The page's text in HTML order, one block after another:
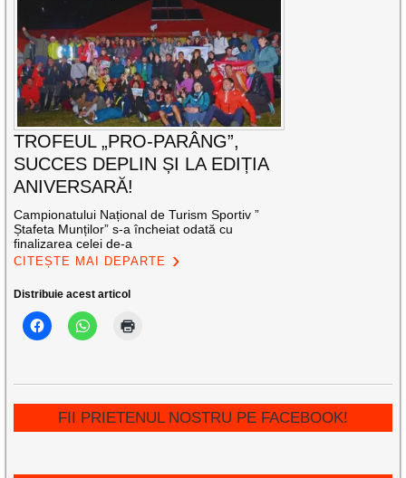
TROFEUL „PRO-PARÂNG”,
SUCCES DEPLIN ȘI LA EDIȚIA
ANIVERSARĂ!
Campionatului Național de Turism Sportiv ”
Ștafeta Munților” s-a încheiat odată cu
finalizarea celei de-a
CITEȘTE MAI DEPARTE
Distribuie acest articol
FII PRIETENUL NOSTRU PE FACEBOOK!